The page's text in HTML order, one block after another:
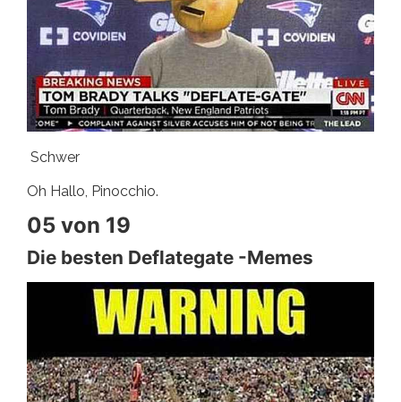
Schwer
Oh Hallo, Pinocchio.
05 von 19
Die besten Deflategate -Memes